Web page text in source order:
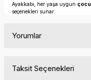
Ayakkabı, her yaşa uygun
seçenekleri sunar.
Yorumlar
Taksit Seçenekleri